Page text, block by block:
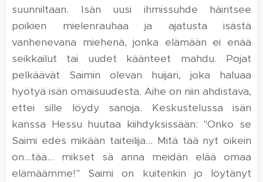
suunniltaan. Isän uusi ihmissuhde häiritsee
poikien mielenrauhaa ja ajatusta isästä
vanhenevana miehenä, jonka elämään ei enää
seikkailut tai uudet käänteet mahdu. Pojat
pelkäävät Saimin olevan huijari, joka haluaa
hyötyä isän omaisuudesta. Aihe on niin ahdistava,
ettei sille löydy sanoja. Keskustelussa isän
kanssa Hessu huutaa kiihdyksissään: "Onko se
Saimi edes mikään taiteilija… Mitä tää nyt oikein
on…tää… mikset sä anna meidän elää omaa
elämäämme!" Saimi on kuitenkin jo löytänyt